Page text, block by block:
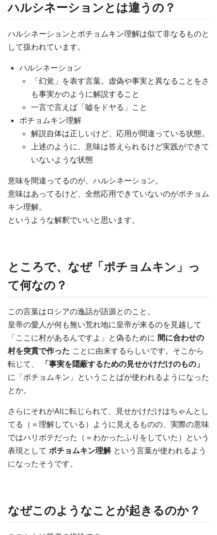
ハルシネーションとは違うの？
ハルシネーションとポチョムキン理解は似て非なるものと
して扱われています。
ハルシネーション
「幻覚」を表す言葉。虚偽や事実と異なることをさ
も事実かのように解説すること
一言で言えば「嘘をドヤる」こと
ポチョムキン理解
解説自体は正しいけど、応用が間違っている状態。
上述のように、意味は答えられるけど実践ができて
いないような状態
意味を間違ってるのが、ハルシネーション。
意味はあってるけど、全然応用できていないのがポチョム
キン理解。
というような解釈でいいと思います。
ところで、なぜ「ポチョムキン」っ
て何なの？
この言葉はロシアの逸話が語源とのこと。
皇帝の愛人が何も無い荒れ地に皇帝が来るのを見越して
「ここに村があるんですよ」と偽るために 間に合わせの
村を突貫で作った ことに由来するらしいです。そこから
転じて、
「事実を隠蔽するための見せかけだけのもの」
に「ポチョムキン」ということばが使われるようになった
とか。
さらにそれがAIに転じられて、見せかけだけはちゃんとし
てる（＝理解している）ように見えるものの、実際の意味
ではハリボテだった（＝わかったふりをしていた）という
表現として ポチョムキン理解という言葉が使われるよう
になったそうです。
なぜこのようなことが起きるのか？